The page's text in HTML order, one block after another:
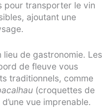
pour transporter le vin
ajoutant une
lieu de gastronomie. Les
de fleuve vous
traditionnels, comme
(croquettes de
vue imprenable.